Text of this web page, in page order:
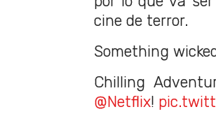
cine de terror.
Something
Chilling
@Netflix!